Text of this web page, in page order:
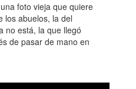
foto vieja que quiere
los abuelos, la del
no está, la que llegó
de pasar de mano en